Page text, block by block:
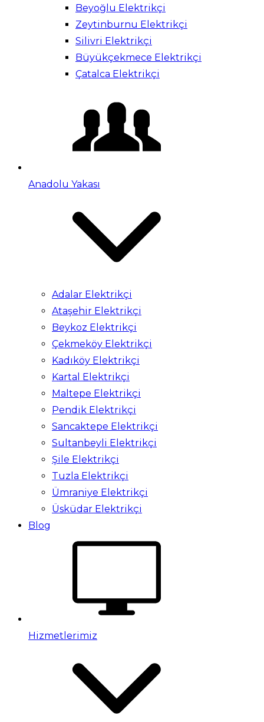
Beyoğlu Elektrikçi
Zeytinburnu Elektrikçi
Silivri Elektrikçi
Büyükçekmece Elektrikçi
Çatalca Elektrikçi
Anadolu Yakası
Adalar Elektrikçi
Ataşehir Elektrikçi
Beykoz Elektrikçi
Çekmeköy Elektrikçi
Kadıköy Elektrikçi
Kartal Elektrikçi
Maltepe Elektrikçi
Pendik Elektrikçi
Sancaktepe Elektrikçi
Sultanbeyli Elektrikçi
Şile Elektrikçi
Tuzla Elektrikçi
Ümraniye Elektrikçi
Üsküdar Elektrikçi
Blog
Hizmetlerimiz